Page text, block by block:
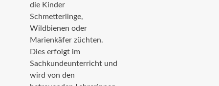
die Kinder
Schmetterlinge,
Wildbienen oder
Marienkäfer züchten.
Dies erfolgt im
Sachkundeunterricht und
wird von den